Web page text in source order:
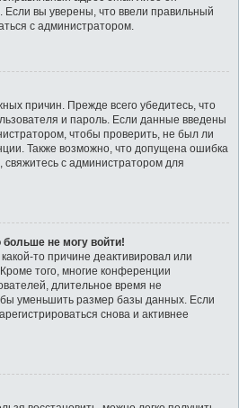
вы уверены, что ввели правильный
с администратором.
причин. Прежде всего убедитесь, что
и пароль. Если данные введены
чтобы проверить, не был ли
Также возможно, что допущена ошибка
с администратором для
больше не могу войти!
то причине деактивировал или
того, многие конференции
длительное время не
уменьшить размер базы данных. Если
снова и активнее